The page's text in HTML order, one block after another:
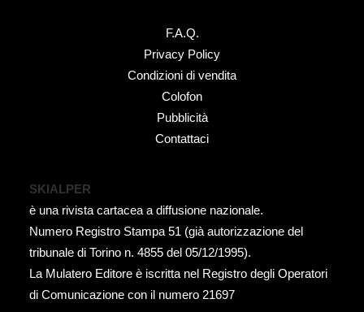
F.A.Q.
Privacy Policy
Condizioni di vendita
Colofon
Pubblicità
Contattaci
SKIALPER
è una rivista cartacea a diffusione nazionale.
Numero Registro Stampa 51 (già autorizzazione del
tribunale di Torino n. 4855 del 05/12/1995).
La Mulatero Editore è iscritta nel Registro degli Operatori
di Comunicazione con il numero 21697